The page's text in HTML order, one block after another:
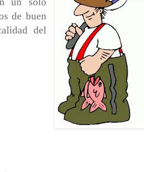
un solo
de buen
del